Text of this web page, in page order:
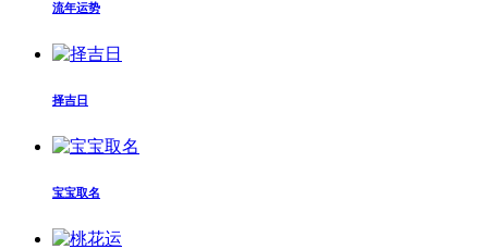
流年运势
择吉日
宝宝取名